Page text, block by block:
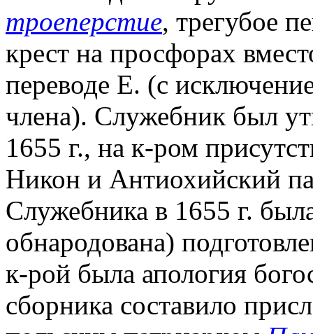
троеперстие, трегубое
крест на просфорах
переводе Е. (с
члена). Служебник был
1655 г., на к-ром
Никон и Антиохийский
Служебника в 1655 г.
обнародована)
к-рой была апология
сборника составило